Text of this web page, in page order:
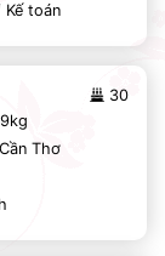
Kế toán
30
Thơ